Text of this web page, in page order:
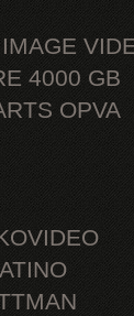
4000 GB
OPVA